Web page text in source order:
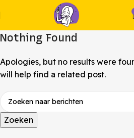
Nothing Found
Apologies, but no results were
will help find a related post.
Zoeken